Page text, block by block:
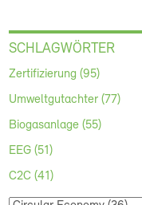
SCHLAGWÖRTER
Zertifizierung (95)
Umweltgutachter (77)
Biogasanlage (55)
EEG (51)
C2C (41)